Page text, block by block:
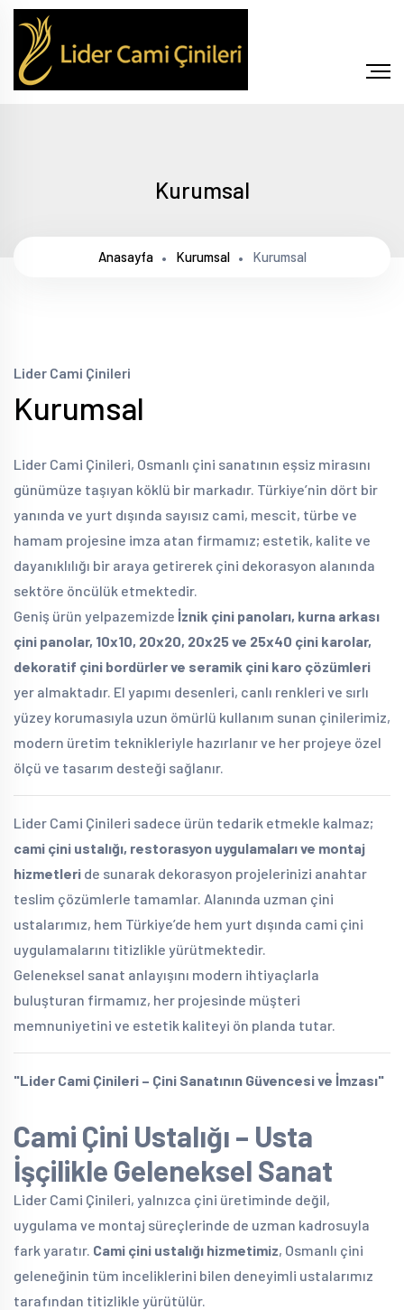
Kurumsal
Anasayfa Kurumsal Kurumsal
Lider Cami Çinileri
Kurumsal
Lider Cami Çinileri, Osmanlı çini sanatının eşsiz mirasını
günümüze taşıyan köklü bir markadır. Türkiye’nin dört bir
yanında ve yurt dışında sayısız cami, mescit, türbe ve
hamam projesine imza atan firmamız; estetik, kalite ve
dayanıklılığı bir araya getirerek çini dekorasyon alanında
sektöre öncülük etmektedir.
Geniş ürün yelpazemizde İznik çini panoları, kurna arkası
çini panolar, 10x10, 20x20, 20x25 ve 25x40 çini karolar,
dekoratif çini bordürler ve seramik çini karo çözümleri
yer almaktadır. El yapımı desenleri, canlı renkleri ve sırlı
yüzey korumasıyla uzun ömürlü kullanım sunan çinilerimiz,
modern üretim teknikleriyle hazırlanır ve her projeye özel
ölçü ve tasarım desteği sağlanır.
Lider Cami Çinileri sadece ürün tedarik etmekle kalmaz;
cami çini ustalığı, restorasyon uygulamaları ve montaj
hizmetleri de sunarak dekorasyon projelerinizi anahtar
teslim çözümlerle tamamlar. Alanında uzman çini
ustalarımız, hem Türkiye’de hem yurt dışında cami çini
uygulamalarını titizlikle yürütmektedir.
Geleneksel sanat anlayışını modern ihtiyaçlarla
buluşturan firmamız, her projesinde müşteri
memnuniyetini ve estetik kaliteyi ön planda tutar.
"Lider Cami Çinileri – Çini Sanatının Güvencesi ve İmzası"
Cami Çini Ustalığı – Usta
İşçilikle Geleneksel Sanat
Lider Cami Çinileri, yalnızca çini üretiminde değil,
uygulama ve montaj süreçlerinde de uzman kadrosuyla
fark yaratır. Cami çini ustalığı hizmetimiz, Osmanlı çini
geleneğinin tüm inceliklerini bilen deneyimli ustalarımız
tarafından titizlikle yürütülür.